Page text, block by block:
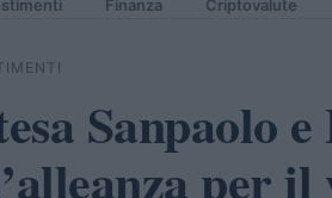
Finanza Criptovalute
Sanpaolo
per